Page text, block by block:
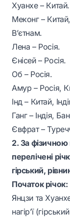
Хуанхе – Китай.
Меконг –
В’єтнам.
Лена – Росія.
Єнісей – Росія.
Об – Росія.
Амур – Росія,
Інд – Китай,
Ганг – Індія,
Євфрат –
2. За фізичною
перелічені
гірський,
Початок річок:
Янцзи та
нагір’ї